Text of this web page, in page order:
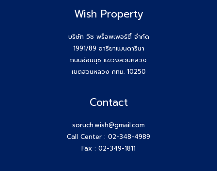
Wish Property
บริษัท วิช พร็อพเพอร์ตี้ จำกัด
1991/89 อารียาแมนดารีนา
ถนนอ่อนนุช แขวงสวนหลวง
เขตสวนหลวง กทม. 10250
Contact
soruch.wish@gmail.com
Call Center : 02-348-4989
Fax : 02-349-1811